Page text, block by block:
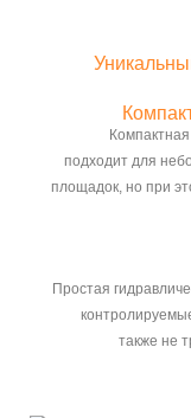
подходит для
площадок, но при
Простая
также не